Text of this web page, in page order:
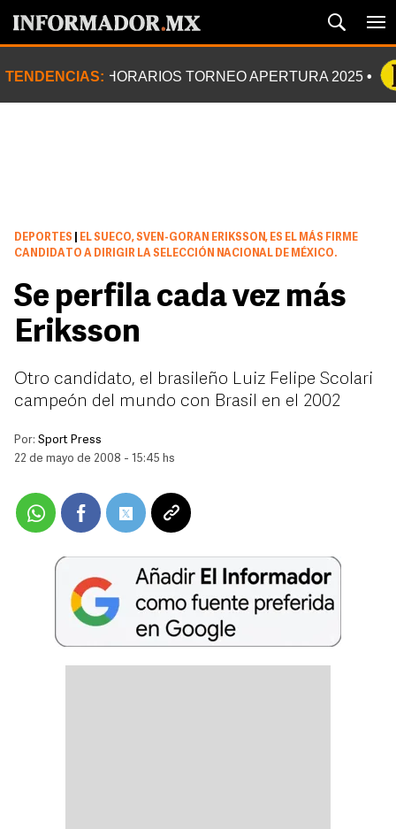
TENDENCIAS: HORARIOS TORNEO APERTURA 2025
DEPORTES
EL SUECO, SVEN-GORAN ERIKSSON, ES EL MÁS FIRME
CANDIDATO A DIRIGIR LA SELECCIÓN NACIONAL DE MÉXICO.
Se perfila cada vez más
Eriksson
Otro candidato, el brasileño Luiz Felipe Scolari
campeón del mundo con Brasil en el 2002
Por: Sport Press
22 de mayo de 2008 - 15:45 hs